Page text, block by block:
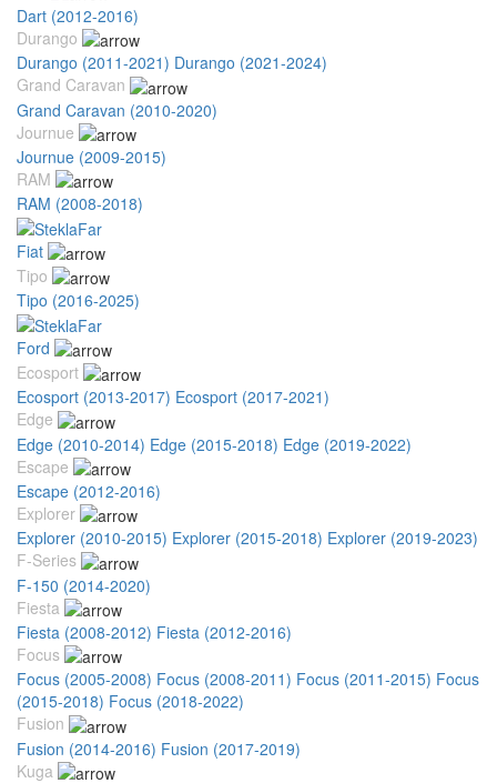
Dart (2012-2016)
Durango
Durango (2011-2021) Durango (2021-2024)
Grand Caravan
Grand Caravan (2010-2020)
Journue
Journue (2009-2015)
RAM
RAM (2008-2018)
Fiat
Tipo
Tipo (2016-2025)
Ford
Ecosport
Ecosport (2013-2017) Ecosport (2017-2021)
Edge
Edge (2010-2014) Edge (2015-2018) Edge (2019-2022)
Escape
Escape (2012-2016)
Explorer
Explorer (2010-2015) Explorer (2015-2018) Explorer (2019-2023)
F-Series
F-150 (2014-2020)
Fiesta
Fiesta (2008-2012) Fiesta (2012-2016)
Focus
Focus (2005-2008) Focus (2008-2011) Focus (2011-2015) Focus
(2015-2018) Focus (2018-2022)
Fusion
Fusion (2014-2016) Fusion (2017-2019)
Kuga